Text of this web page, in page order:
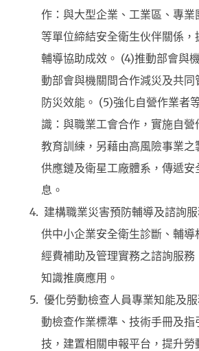
作：與大型企業、工業區、專業
等單位締結安全衛生伙伴關係，
輔導協助成效。 (4)推動部會與
動部會與機關間合作減災及共同
防災效能。 (5)強化自營作業者
識：與職業工會合作，實施自營
教育訓練，另藉由高風險事業之
供應鏈及衛星工廠體系，傳遞安
息。
建構職業災害預防輔導及諮詢
供中小企業安全衛生診斷、輔導
經費補助及管理實務之諮詢服務
知識推廣應用。
優化勞動檢查人員專業知能及
動檢查作業標準、技術手冊及指
技，建置相關申報平台，提升勞